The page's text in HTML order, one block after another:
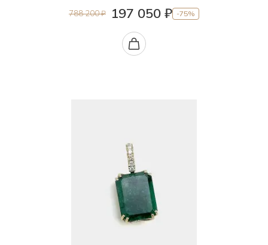
788 200 ₽ 197 050 ₽ -75%